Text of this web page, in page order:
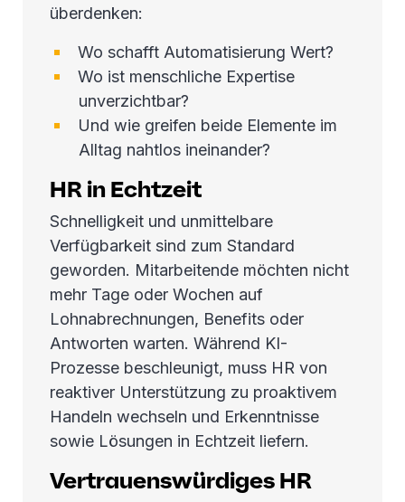
überdenken:
Wo schafft Automatisierung Wert?
Wo ist menschliche Expertise
unverzichtbar?
Und wie greifen beide Elemente im
Alltag nahtlos ineinander?
HR in Echtzeit
Schnelligkeit und unmittelbare
Verfügbarkeit sind zum Standard
geworden. Mitarbeitende möchten nicht
mehr Tage oder Wochen auf
Lohnabrechnungen, Benefits oder
Antworten warten. Während KI-
Prozesse beschleunigt, muss HR von
reaktiver Unterstützung zu proaktivem
Handeln wechseln und Erkenntnisse
sowie Lösungen in Echtzeit liefern.
Vertrauenswürdiges HR